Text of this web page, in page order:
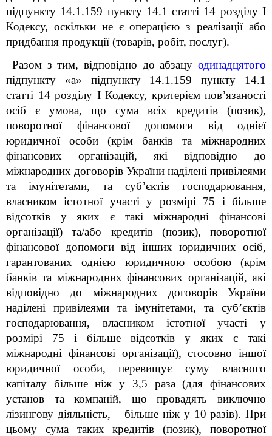
підпункту 14.1.159 пункту 14.1 статті 14 розділу І
Кодексу, оскільки не є операцією з реалізації або
придбання продукції (товарів, робіт, послуг).
Разом з тим, відповідно до абзацу одинадцятого
підпункту «а» підпункту 14.1.159 пункту 14.1
статті 14 розділу І Кодексу, критерієм пов’язаності
осіб є умова, що сума всіх кредитів (позик),
поворотної фінансової допомоги від однієї
юридичної особи (крім банків та міжнародних
фінансових організацій, які відповідно до
міжнародних договорів України наділені привілеями
та імунітетами, та суб’єктів господарювання,
власником істотної участі у розмірі 75 і більше
відсотків у яких є такі міжнародні фінансові
організації) та/або кредитів (позик), поворотної
фінансової допомоги від інших юридичних осіб,
гарантованих однією юридичною особою (крім
банків та міжнародних фінансових організацій, які
відповідно до міжнародних договорів України
наділені привілеями та імунітетами, та суб’єктів
господарювання, власником істотної участі у
розмірі 75 і більше відсотків у яких є такі
міжнародні фінансові організації), стосовно іншої
юридичної особи, перевищує суму власного
капіталу більше ніж у 3,5 раза (для фінансових
установ та компаній, що провадять виключно
лізингову діяльність,–більше ніж у 10 разів). При
цьому сума таких кредитів (позик), поворотної